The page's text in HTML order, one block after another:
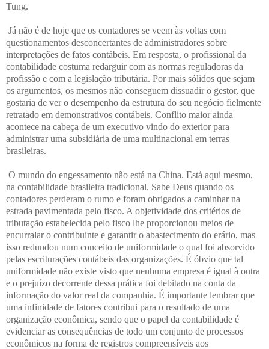
Tung.
Já não é de hoje que os contadores se veem às voltas com
questionamentos desconcertantes de administradores sobre
interpretações de fatos contábeis. Em resposta, o profissional da
contabilidade costuma redarguir com as normas reguladoras da
profissão e com a legislação tributária. Por mais sólidos que sejam
os argumentos, os mesmos não conseguem dissuadir o gestor, que
gostaria de ver o desempenho da estrutura do seu negócio fielmente
retratado em demonstrativos contábeis. Conflito maior ainda
acontece na cabeça de um executivo vindo do exterior para
administrar uma subsidiária de uma multinacional em terras
brasileiras.
O mundo do engessamento não está na China. Está aqui mesmo,
na contabilidade brasileira tradicional. Sabe Deus quando os
contadores perderam o rumo e foram obrigados a caminhar na
estrada pavimentada pelo fisco. A objetividade dos critérios de
tributação estabelecida pelo fisco lhe proporcionou meios de
encurralar o contribuinte e garantir o abastecimento do erário, mas
isso redundou num conceito de uniformidade o qual foi absorvido
pelas escriturações contábeis das organizações. É óbvio que tal
uniformidade não existe visto que nenhuma empresa é igual à outra
e o prejuízo decorrente dessa prática foi debitado na conta da
informação do valor real da companhia. É importante lembrar que
uma infinidade de fatores contribui para o resultado de uma
organização econômica, sendo que o papel da contabilidade é
evidenciar as consequências de todo um conjunto de processos
econômicos na forma de registros compreensíveis aos